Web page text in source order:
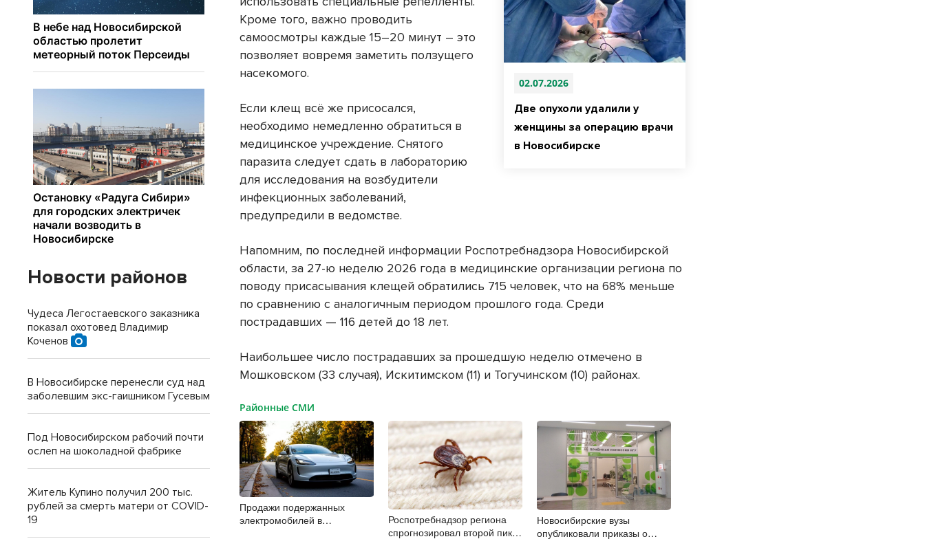
02.07.2026
Две опухоли удалили у
женщины за операцию врачи
в Новосибирске
Кроме того, важно проводить
самоосмотры каждые 15–20 минут – это
позволяет вовремя заметить ползущего
насекомого.
Если клещ всё же присосался,
необходимо немедленно обратиться в
медицинское учреждение. Снятого
паразита следует сдать в лабораторию
для исследования на возбудители
инфекционных заболеваний,
предупредили в ведомстве.
Напомним, по последней информации Роспотребнадзора Новосибирской
области, за 27-ю неделю 2026 года в медицинские организации региона по
поводу присасывания клещей обратились 715 человек, что на 68% меньше
по сравнению с аналогичным периодом прошлого года. Среди
пострадавших — 116 детей до 18 лет.
Наибольшее число пострадавших за прошедшую неделю отмечено в
Мошковском (33 случая), Искитимском (11) и Тогучинском (10) районах.
Районные СМИ
Продажи подержанных
электромобилей в
Роспотребнадзор региона
спрогнозировал второй пик
Новосибирские вузы
опубликовали приказы о
Новости районов
Чудеса Легостаевского заказника
показал охотовед Владимир
Коченов
В Новосибирске перенесли суд над
заболевшим экс-гаишником Гусевым
Под Новосибирском рабочий почти
ослеп на шоколадной фабрике
Житель Купино получил 200 тыс.
рублей за смерть матери от COVID-
19